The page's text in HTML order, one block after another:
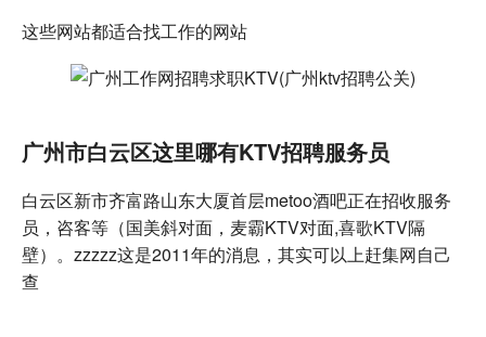
这些网站都适合找工作的网站
广州市白云区这里哪有KTV招聘服务员
白云区新市齐富路山东大厦首层metoo酒吧正在招收服务
员，咨客等（国美斜对面，麦霸KTV对面,喜歌KTV隔
壁）。zzzzz这是2011年的消息，其实可以上赶集网自己
查